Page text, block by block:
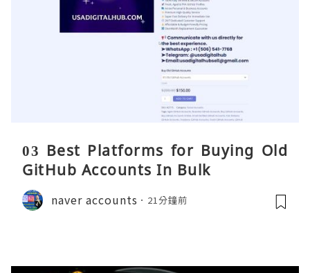
03 Best Platforms for Buying Old
GitHub Accounts In Bulk
naver accounts 21分鐘前